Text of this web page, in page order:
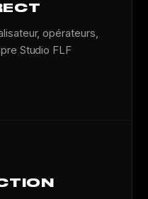
opérateurs,
Studio FLF